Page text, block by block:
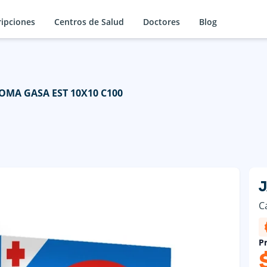
Centros de Salud Doctores Blog
GASA EST 10X10 C100